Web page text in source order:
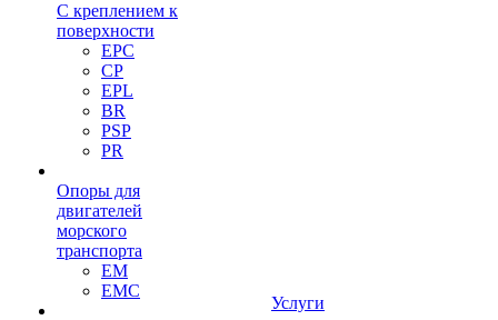
С креплением к
поверхности
EPC
CP
EPL
BR
PSP
PR
Опоры для
двигателей
морского
транспорта
EM
EMC
Услуги